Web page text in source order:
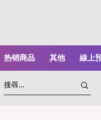
热销商品 其他 線上